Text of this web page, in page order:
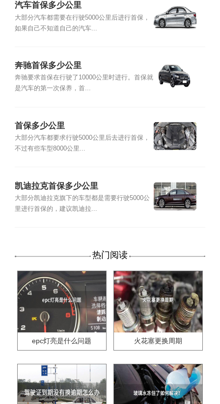
汽车首保多少公里
大部分汽车都需要在行驶5000公里后进行首保，
如果自己不知道自己的汽车...
奔驰首保多少公里
奔驰要求首保在行驶了10000公里时进行。首保就
是汽车的第一次保养，首...
首保多少公里
大部分汽车都要求行驶5000公里后去进行首保，
不过有些车型8000公里...
凯迪拉克首保多少公里
大部分凯迪拉克旗下的车型都是需要行驶5000公
里进行首保的，建议凯迪拉...
热门阅读
epc灯亮是什么问题 火花塞更换周期